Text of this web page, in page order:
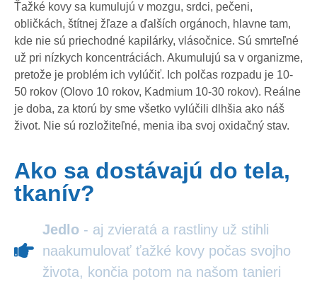
Ťažké kovy sa kumulujú v mozgu, srdci, pečeni,
obličkách, štítnej žľaze a ďalších orgánoch, hlavne tam,
kde nie sú priechodné kapilárky, vlásočnice. Sú smrteľné
už pri nízkych koncentráciách. Akumulujú sa v organizme,
pretože je problém ich vylúčiť. Ich polčas rozpadu je 10-
50 rokov (Olovo 10 rokov, Kadmium 10-30 rokov). Reálne
je doba, za ktorú by sme všetko vylúčili dlhšia ako náš
život. Nie sú rozložiteľné, menia iba svoj oxidačný stav.
Ako sa dostávajú do tela,
tkanív?
Jedlo - aj zvieratá a rastliny už stihli
naakumulovať ťažké kovy počas svojho
života, končia potom na našom tanieri